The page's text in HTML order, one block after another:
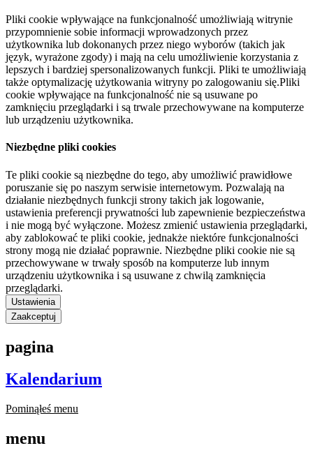
Pliki cookie wpływające na funkcjonalność umożliwiają witrynie
przypomnienie sobie informacji wprowadzonych przez
użytkownika lub dokonanych przez niego wyborów (takich jak
język, wyrażone zgody) i mają na celu umożliwienie korzystania z
lepszych i bardziej spersonalizowanych funkcji. Pliki te umożliwiają
także optymalizację użytkowania witryny po zalogowaniu się.Pliki
cookie wpływające na funkcjonalność nie są usuwane po
zamknięciu przeglądarki i są trwale przechowywane na komputerze
lub urządzeniu użytkownika.
Niezbędne pliki cookies
Te pliki cookie są niezbędne do tego, aby umożliwić prawidłowe
poruszanie się po naszym serwisie internetowym. Pozwalają na
działanie niezbędnych funkcji strony takich jak logowanie,
ustawienia preferencji prywatności lub zapewnienie bezpieczeństwa
i nie mogą być wyłączone. Możesz zmienić ustawienia przeglądarki,
aby zablokować te pliki cookie, jednakże niektóre funkcjonalności
strony mogą nie działać poprawnie. Niezbędne pliki cookie nie są
przechowywane w trwały sposób na komputerze lub innym
urządzeniu użytkownika i są usuwane z chwilą zamknięcia
przeglądarki.
Ustawienia
Zaakceptuj
pagina
Kalendarium
Pominąłeś menu
menu